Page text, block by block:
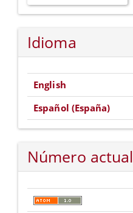
artículo
Idioma
English
Español (España)
Número actual